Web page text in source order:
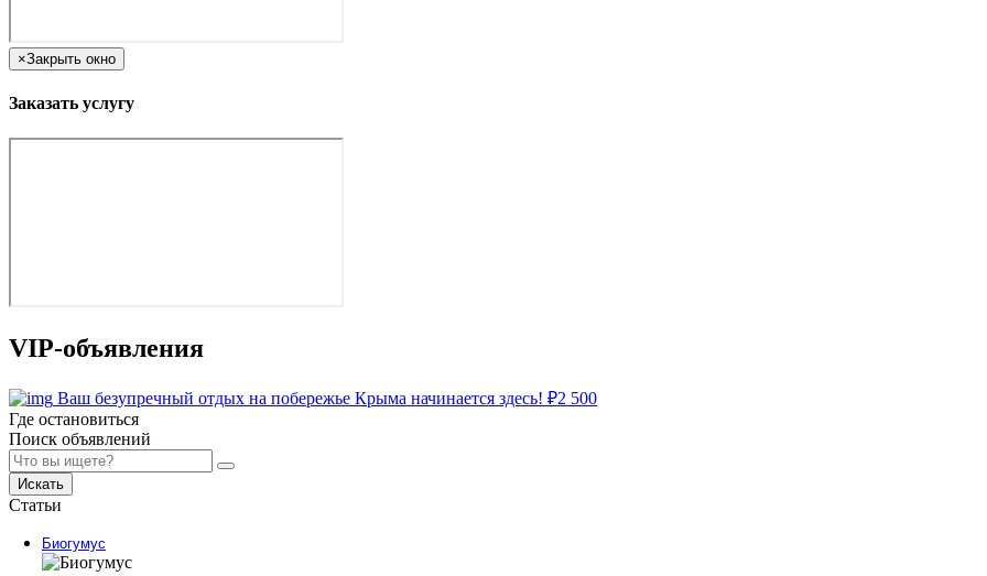
×Закрыть окно
Заказать услугу
VIP-объявления
Ваш безупречный отдых на побережье Крыма начинается здесь! ₽2 500
Где остановиться
Поиск объявлений
Искать
Статьи
Биогумус